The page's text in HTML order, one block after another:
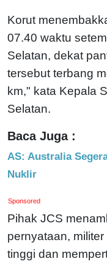
Korut
07.40 waktu
Selatan, dekat
tersebut terbang
km," kata Kepala
Selatan.
Baca Juga :
AS: Australia
Nuklir
Sponsored
Pihak JCS
pernyataan,
tinggi dan